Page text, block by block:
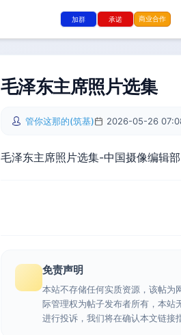
加群 承诺 商业合作
毛泽东主席照片选集
管你这那的(筑基) 2026-05-26
毛泽东主席照片选集-中国摄像编辑部
免责声明
本站不存储任何实质资源，该帖为
际管理权为帖子发布者所有，本站
进行投诉，我们将在确认本文链接